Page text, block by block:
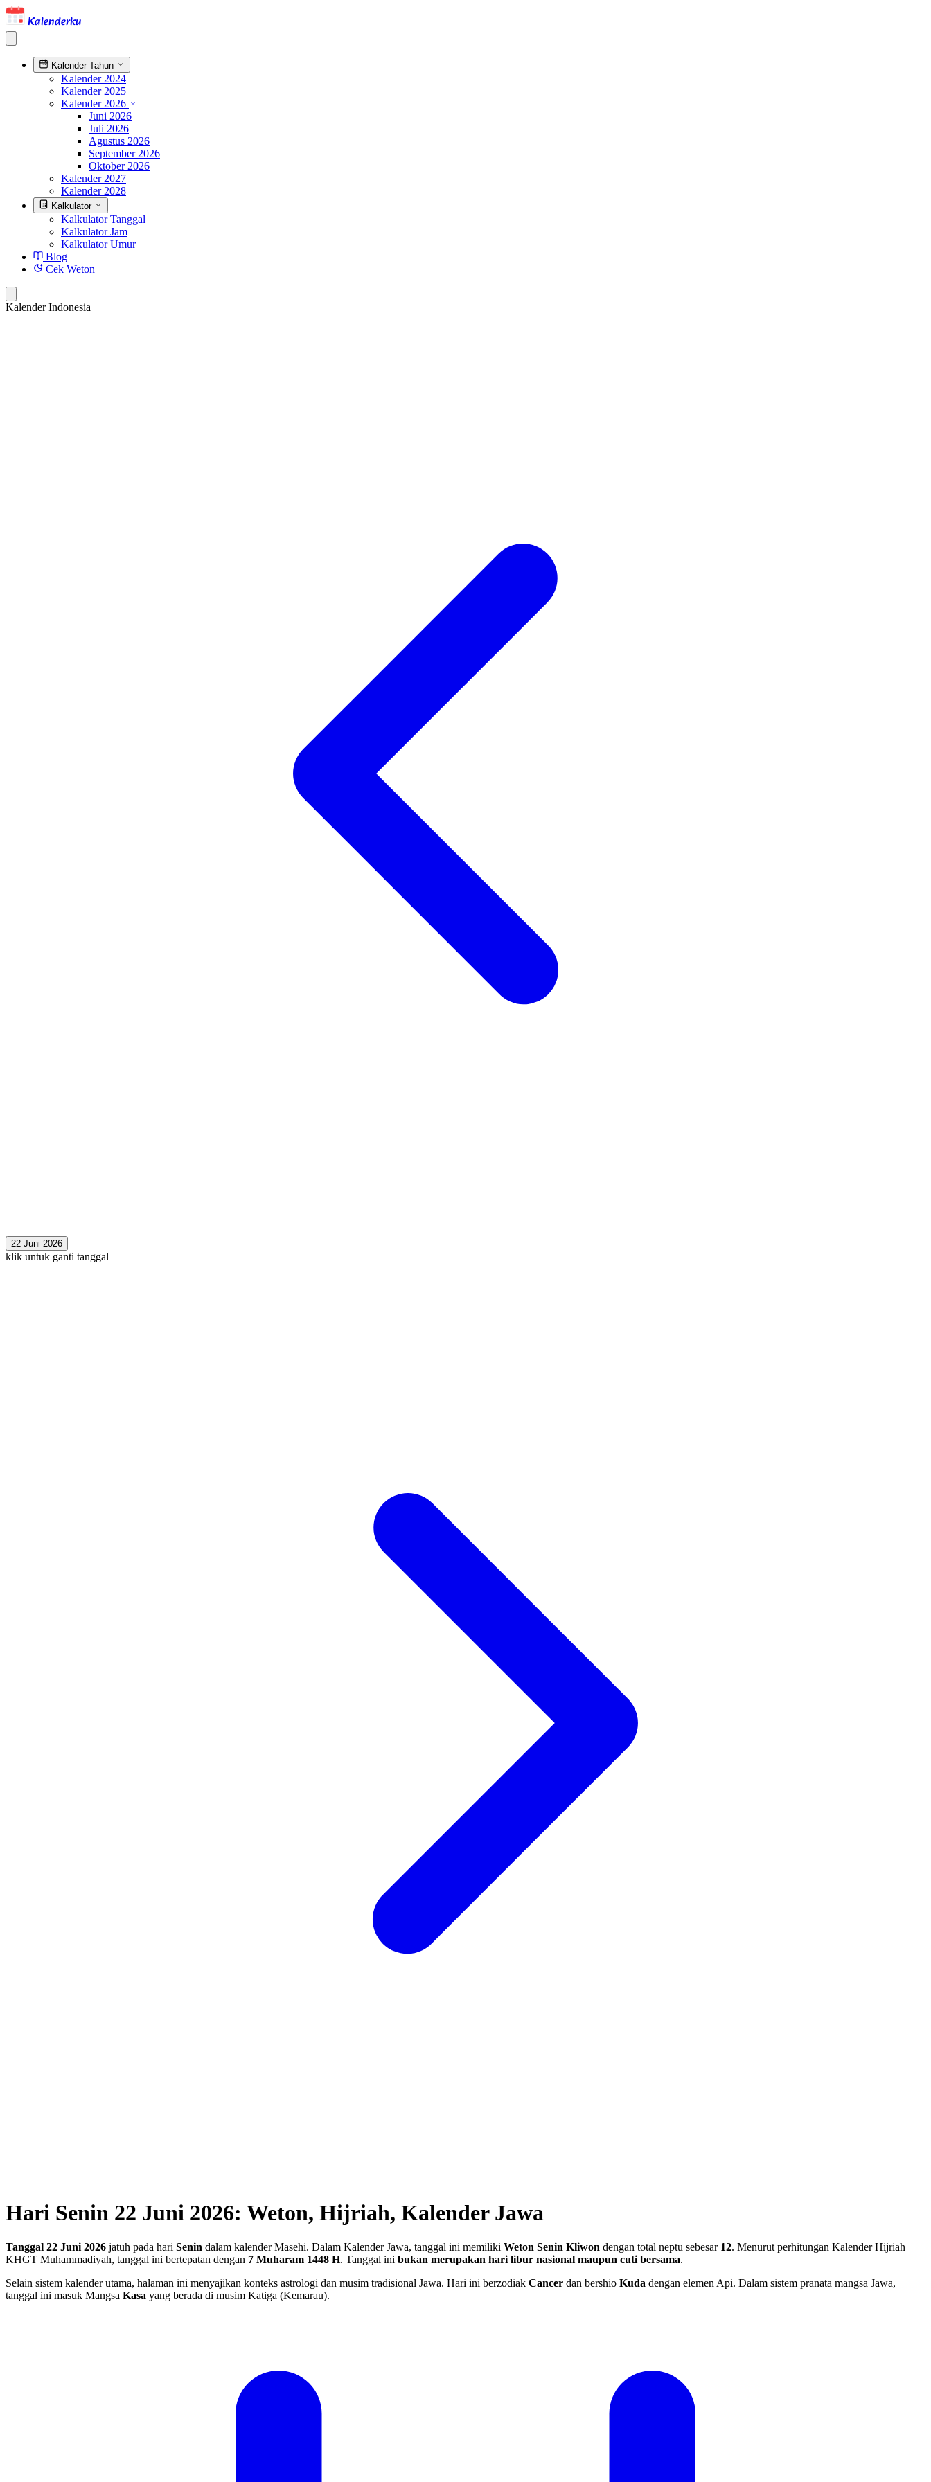
Kalenderku
Kalender Tahun
Kalender 2024
Kalender 2025
Kalender 2026
Juni 2026
Juli 2026
Agustus 2026
September 2026
Oktober 2026
Kalender 2027
Kalender 2028
Kalkulator
Kalkulator Tanggal
Kalkulator Jam
Kalkulator Umur
Blog
Cek Weton
Kalender Indonesia
22 Juni 2026
klik untuk ganti tanggal
Hari Senin 22 Juni 2026: Weton, Hijriah, Kalender Jawa
Tanggal 22 Juni 2026 jatuh pada hari Senin dalam kalender Masehi. Dalam Kalender Jawa, tanggal ini memiliki Weton Senin Kliwon dengan total neptu sebesar 12. Menurut perhitungan Kalender Hijriah
KHGT Muhammadiyah, tanggal ini bertepatan dengan 7 Muharam 1448 H. Tanggal ini bukan merupakan hari libur nasional maupun cuti bersama.
Selain sistem kalender utama, halaman ini menyajikan konteks astrologi dan musim tradisional Jawa. Hari ini berzodiak Cancer dan bershio Kuda dengan elemen Api. Dalam sistem pranata mangsa Jawa,
tanggal ini masuk Mangsa Kasa yang berada di musim Katiga (Kemarau).